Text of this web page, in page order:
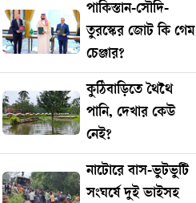
পাকিস্তান-সৌদি-
তুরস্কের জোট কি গেম
চেঞ্জার?
কুঠিবাড়িতে থৈথৈ
পানি, দেখার কেউ
নেই?
নাটোরে বাস-ভুটভুটি
সংঘর্ষে দুই ভাইসহ